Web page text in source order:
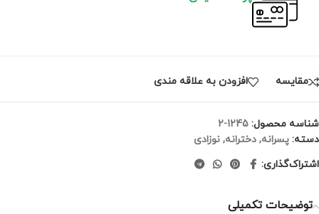
مقايسه افزودن به علاقه مندی
شناسه محصول: 1245-2
دسته: پسرانه, دخترانه, نوزادی
اشتراک‌گذاری:
توضیحات تکمیلی